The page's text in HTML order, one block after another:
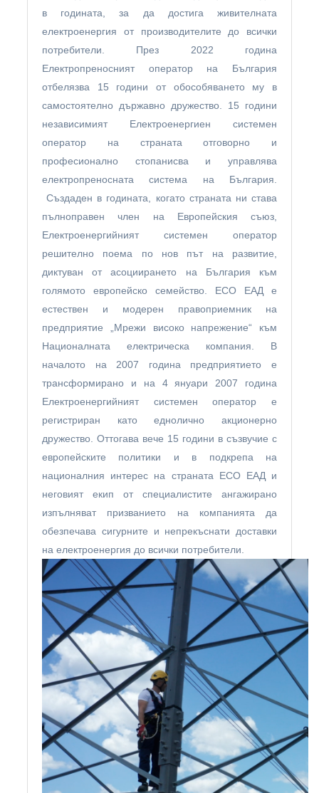
в годината, за да достига живителната
електроенергия от производителите до всички
потребители. През 2022 година
Електропреносният оператор на България
отбелязва 15 години от обособяването му в
самостоятелно държавно дружество. 15 години
независимият Електроенергиен системен
оператор на страната отговорно и
професионално стопанисва и управлява
електропреносната система на България.
Създаден в годината, когато страната ни става
пълноправен член на Европейския съюз,
Електроенергийният системен оператор
решително поема по нов път на развитие,
диктуван от асоциирането на България към
голямото европейско семейство. ЕСО ЕАД е
естествен и модерен правоприемник на
предприятие „Мрежи високо напрежение“ към
Националната електрическа компания. В
началото на 2007 година предприятието е
трансформирано и на 4 януари 2007 година
Електроенергийният системен оператор е
регистриран като еднолично акционерно
дружество. Оттогава вече 15 години в съзвучие с
европейските политики и в подкрепа на
националния интерес на страната ЕСО ЕАД и
неговият екип от специалистите ангажирано
изпълняват призванието на компанията да
обезпечава сигурните и непрекъснати доставки
на електроенергия до всички потребители.